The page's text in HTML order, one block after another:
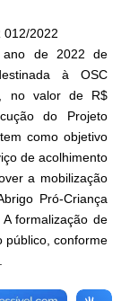
012/2022
ano de 2022 de
à OSC
no valor de R$
do Projeto
como objetivo
de acolhimento
a mobilização
Pró-Criança
formalização de
público, conforme